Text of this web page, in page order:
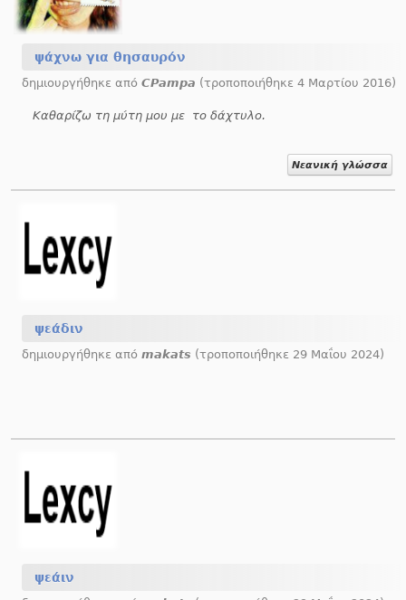
ψάχνω για θησαυρόν
δημιουργήθηκε απόCPampa (τροποποιήθηκε 4 Μαρτίου 2016)
Καθαρίζω τη μύτη μου με το δάχτυλο.
Νεανική γλώσσα
ψεάδιν
δημιουργήθηκε απόmakats (τροποποιήθηκε 29 Μαΐου 2024)
ψεάιν